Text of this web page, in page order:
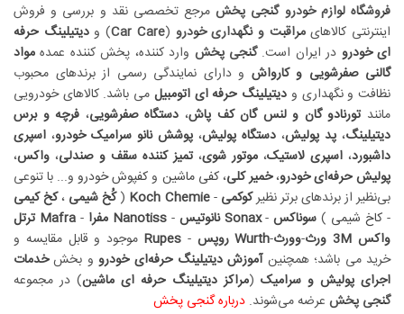
فروشگاه لوازم خودرو گنجی پخشمرجع تخصصی نقد و بررسی و فروش
اینترنتی کالاهایمراقبت و نگهداری خودرو (
Car Care) ودیتیلینگ حرفه
ای خودرو در ایران است.گنجی پخش وارد کننده، پخش کننده عمده مواد
گالنی صفرشویی و کارواش و دارای نمایندگی رسمی از برندهای محبوب
نظافت و نگهداری و دیتیلینگ حرفه ای اتومبیل می باشد. کالاهای خودرویی
مانندتورنادو گان و لنس گان کف پاش، دستگاه صفرشویی، فرچه و برس
دیتیلینگ، پد پولیش، دستگاه پولیش، پوشش نانو سرامیک خودرو، اسپری
داشبورد، اسپری لاستیک، موتور شوی،تمیز کننده سقف و صندلی، واکس،
پولیش حرفه‌ای خودرو،خمیر کلی،کفی ماشین وکفپوش خودروو... با تنوعی
بی‌نظیر از برندهای برتر نظیرکوکمی -
Koch Chemie
(کُخ شیمی ،کخ کیمی
- کاخ شیمی ) سوناکس -
Sonax نانوتیس -
Nanotiss مفرا -
Mafra ترتل
واکس 3M ورث-وورث-
Wurth روپس -
Rupes موجود و قابل مقایسه و
خرید می باشد؛ همچنینآموزش دیتیلینگ حرفه‌ای خودروو بخشخدمات
اجرای پولیش و سرامیک (مراکز دیتیلینگ حرفه ای ماشین) در مجموعه
گنجی پخش عرضه می‏‏‏‌شوند. درباره گنجی پخش